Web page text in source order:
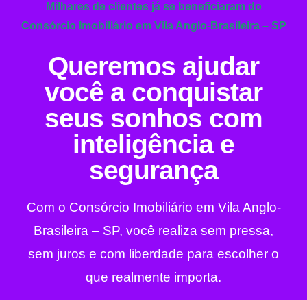
Milhares de clientes já se beneficiaram do
Consórcio Imobiliário em Vila Anglo-Brasileira – SP
Queremos ajudar
você a conquistar
seus sonhos com
inteligência e
segurança
Com o Consórcio Imobiliário em Vila Anglo-
Brasileira – SP, você realiza sem pressa,
sem juros e com liberdade para escolher o
que realmente importa.